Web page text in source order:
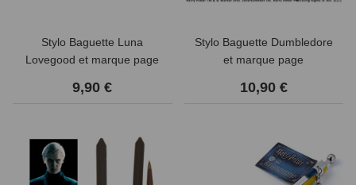
Stylo Baguette Luna
Lovegood et marque page
9,90 €
Stylo Baguette Dumbledore
et marque page
10,90 €